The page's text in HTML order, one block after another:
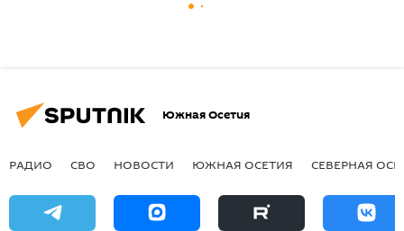
Южная Осетия
РАДИО СВО НОВОСТИ ЮЖНАЯ ОСЕТИЯ СЕВЕРНАЯ